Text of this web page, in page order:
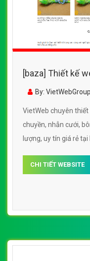
[baza] Thiết kế
chuyền, nhẫn
By:
VietWeb chuyên
chuyền, nhẫn cưới,
lượng, uy tín giá rẻ tại
CHI TIẾT WEBSITE